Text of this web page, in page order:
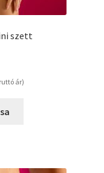
szett
ár)